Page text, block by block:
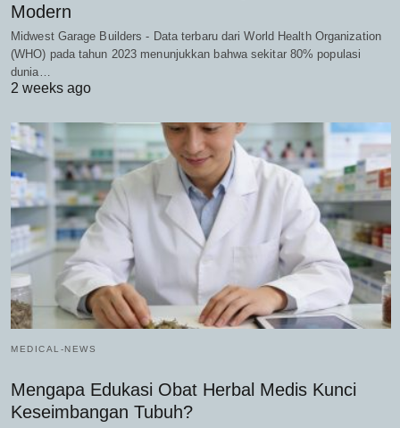
Modern
Midwest Garage Builders - Data terbaru dari World Health Organization
(WHO) pada tahun 2023 menunjukkan bahwa sekitar 80% populasi
dunia…
2 weeks ago
MEDICAL-NEWS
Mengapa Edukasi Obat Herbal Medis Kunci
Keseimbangan Tubuh?